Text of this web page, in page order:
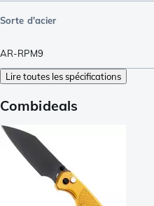
Sorte d'acier
AR-RPM9
Lire toutes les spécifications
Combideals